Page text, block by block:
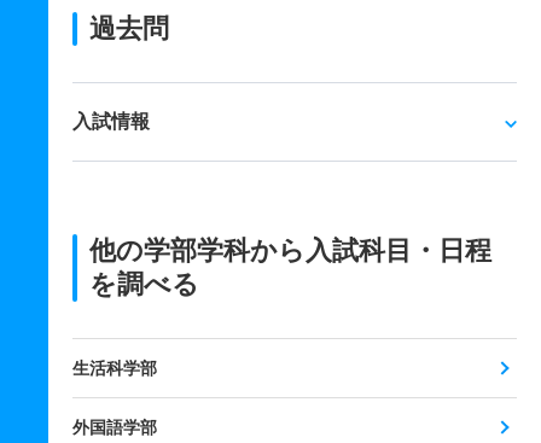
過去問
入試情報
他の学部学科から入試科目・日程
を調べる
生活科学部
外国語学部